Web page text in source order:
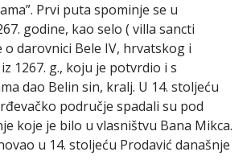
Prvi puta spominje se u
godine, kao selo ( villa sancti
o darovnici Bele IV, hrvatskog i
1267. g., koju je potvrdio i s
dao Belin sin, kralj. U 14. stoljeću
područje spadali su pod
koje je bilo u vlasništvu Bana Mikca.
u 14. stoljeću Prodavić današnje